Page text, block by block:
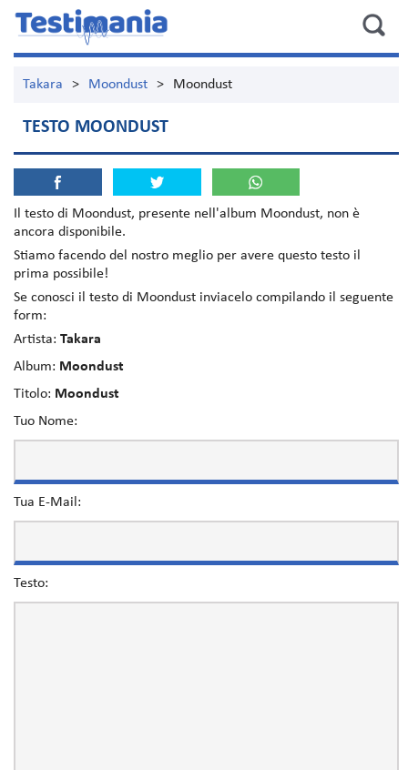
Takara > Moondust > Moondust
TESTO MOONDUST
Il testo di Moondust, presente nell'album Moondust, non è
ancora disponibile.
Stiamo facendo del nostro meglio per avere questo testo il
prima possibile!
Se conosci il testo di Moondust inviacelo compilando il seguente
form:
Artista: Takara
Album: Moondust
Titolo: Moondust
Tuo Nome:
Tua E-Mail:
Testo: